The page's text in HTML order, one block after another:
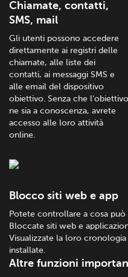
Chiamate, contatti,
SMS, mail
Gli utenti possono accedere
direttamente ai registri delle
chiamate, alle liste dei
contatti, ai messaggi SMS e
alle email del dispositivo
obiettivo. Senza che l'obiettivo
ne sia a conoscenza, avrete
accesso alle loro attività
online.
Blocco siti web e app
Potete controllare a cosa
Bloccate siti web e
Visualizzate la loro
installate.
Altre funzioni